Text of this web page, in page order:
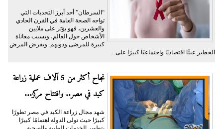
“السرطان” أحد أبرز التحديات التي
تواجه الصحة العامة في القرن الحادي
والعشرين، فهو يؤثر على ملايين
الأشخاص حول العالم، ويسبب معاناة
كبيرة للمرضى وذويهم. ويفرض المرض
الخطير عبئًا اقتصاديًا واجتماعيًا كبيرًا على...
نجاح أكثر من 5 آلاف عملية زراعة
كبد في مصر.. وافتتاح مركز...
شهد مجال زراعة الكبد في مصر تطورًا
كبيرًا حيث تولى الدولة اهتمامًا كبيرًا